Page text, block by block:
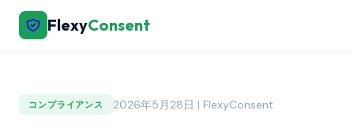
FlexyConsent
コンプライアンス 2026年5月28日 | FlexyConsent